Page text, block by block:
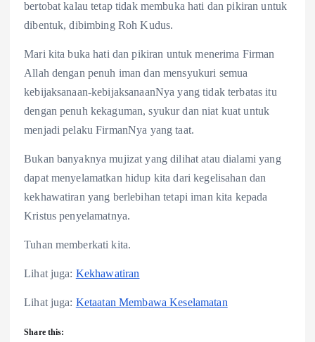
bertobat kalau tetap tidak membuka hati dan pikiran untuk
dibentuk, dibimbing Roh Kudus.
Mari kita buka hati dan pikiran untuk menerima Firman
Allah dengan penuh iman dan mensyukuri semua
kebijaksanaan-kebijaksanaanNya yang tidak terbatas itu
dengan penuh kekaguman, syukur dan niat kuat untuk
menjadi pelaku FirmanNya yang taat.
Bukan banyaknya mujizat yang dilihat atau dialami yang
dapat menyelamatkan hidup kita dari kegelisahan dan
kekhawatiran yang berlebihan tetapi iman kita kepada
Kristus penyelamatnya.
Tuhan memberkati kita.
Lihat juga: Kekhawatiran
Lihat juga: Ketaatan Membawa Keselamatan
Share this: